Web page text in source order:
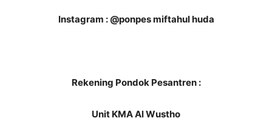
Instagram : @ponpes miftahul huda
Rekening Pondok Pesantren :
Unit KMAAl Wustho